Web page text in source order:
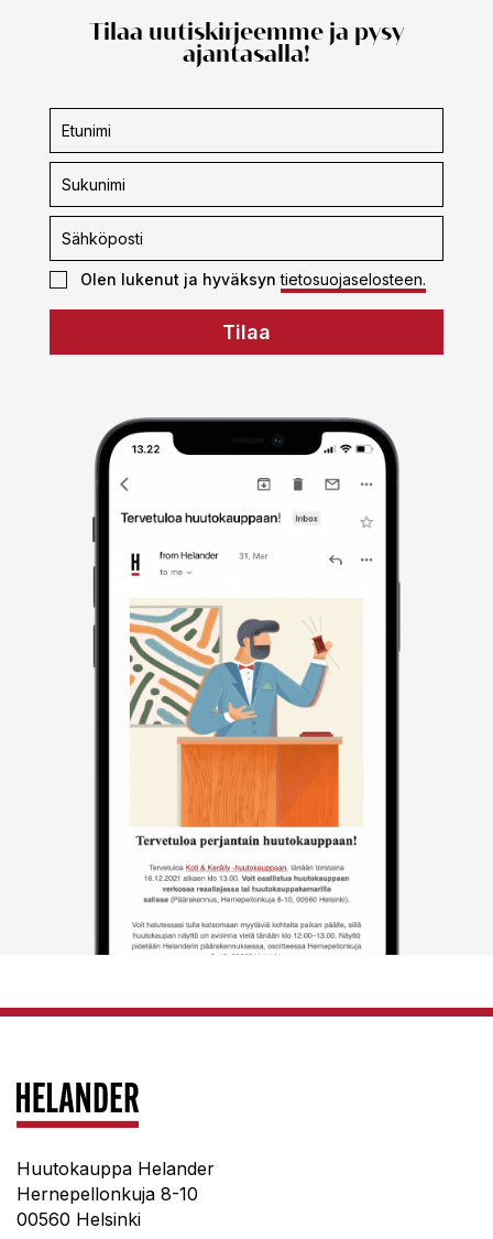
Tilaa uutiskirjeemme ja pysy
ajantasalla!
Uutiskirjeen
tilaus
Olen lukenut ja hyväksyntietosuojaselosteen.
Tilaa
Huutokauppa Helander
Hernepellonkuja 8-10
00560 Helsinki